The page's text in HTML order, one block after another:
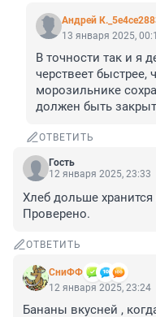
Андрей
13 января 2025,
В точности так и я
черствеет быстрее,
морозильнике
должен быть
ОТВЕТИТЬ
Гость
12 января 2025, 23:33
Хлеб дольше
Проверено.
ОТВЕТИТЬ
СниФФ
12 января 2025, 23:24
Бананы вкусней ,